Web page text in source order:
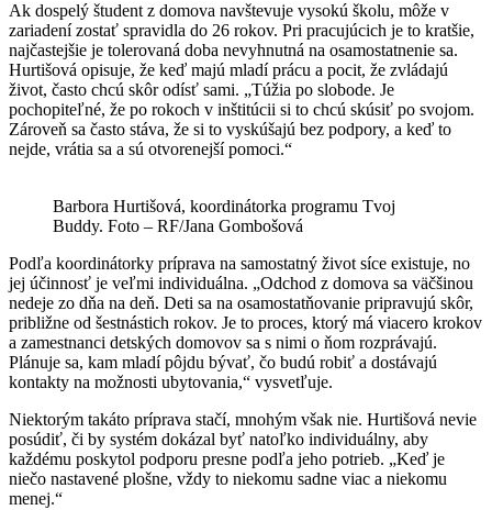
Ak dospelý študent z domova navštevuje vysokú školu, môže v
zariadení zostať spravidla do 26 rokov. Pri pracujúcich je to kratšie,
najčastejšie je tolerovaná doba nevyhnutná na osamostatnenie sa.
Hurtišová opisuje, že keď majú mladí prácu a pocit, že zvládajú
život, často chcú skôr odísť sami. „Túžia po slobode. Je
pochopiteľné, že po rokoch v inštitúcii si to chcú skúsiť po svojom.
Zároveň sa často stáva, že si to vyskúšajú bez podpory, a keď to
nejde, vrátia sa a sú otvorenejší pomoci.“
Barbora Hurtišová, koordinátorka programu Tvoj
Buddy. Foto – RF/Jana Gombošová
Podľa koordinátorky príprava na samostatný život síce existuje, no
jej účinnosť je veľmi individuálna. „Odchod z domova sa väčšinou
nedeje zo dňa na deň. Deti sa na osamostatňovanie pripravujú skôr,
približne od šestnástich rokov. Je to proces, ktorý má viacero krokov
a zamestnanci detských domovov sa s nimi o ňom rozprávajú.
Plánuje sa, kam mladí pôjdu bývať, čo budú robiť a dostávajú
kontakty na možnosti ubytovania,“ vysvetľuje.
Niektorým takáto príprava stačí, mnohým však nie. Hurtišová nevie
posúdiť, či by systém dokázal byť natoľko individuálny, aby
každému poskytol podporu presne podľa jeho potrieb. „Keď je
niečo nastavené plošne, vždy to niekomu sadne viac a niekomu
menej.“